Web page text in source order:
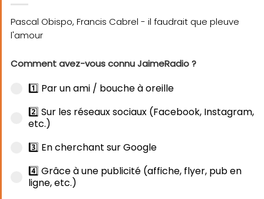
Comment avez-vous connu JaimeRadio ?
1️⃣ Par un ami / bouche à oreille
2️⃣ Sur les réseaux sociaux (Facebook, Instagram,
etc.)
3️⃣ En cherchant sur Google
4️⃣ Grâce à une publicité (affiche, flyer, pub en
ligne, etc.)